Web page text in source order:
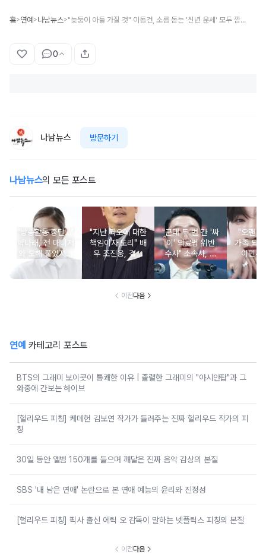
홈>연예 >나남뉴스> "늦둥이 아들 가질 것" 이동건, 소름 돋는 '신년 운세' 모두 깜짝
0
나남뉴스 방문하기
나남뉴스의 모든 포스트
"방송활동 중단…"
박나래, 전 매니저
와 오해 풀었지만
불찰 반성
"지난 과오에 대한
책임이자 도리" 배
우 조진웅, 결국
은퇴 선언
"군대 두 번 간 '싸
이' 의료법 위반
수사" 소속사, 수
면제 대리수령 불
찰...
"오랜
가족 되
이민우
이전다음
연예 카테고리 포스트
BTS의 그래미 보이콧이 통쾌한 이유 | 졸렬한 그래미의 "아시안팝"과 그
와중에 간보는 하이브
[헐리우드 피칭] 케데헌 김보연 작가가 들려주는 진짜 헐리우드 작가의 피
칭
30일 동안 앨범 150개를 들으며 깨달은 진짜 음악 감상의 본질
SBS '내 남은 연애' 논란으로 본 연애 예능의 윤리와 진정성
[헐리우드 피칭] 픽사 출신 에릭 오 감독이 말하는 넷플릭스 피칭의 본질
이전다음